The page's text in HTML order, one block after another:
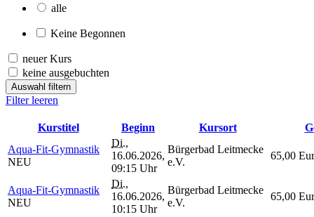
alle
Keine Begonnen
neuer Kurs
keine ausgebuchten
Auswahl filtern
Filter leeren
Kurstitel Beginn Kursort
Aqua-Fit-Gymnastik
NEU
Di.,
16.06.2026,
09:15 Uhr
Bürgerbad Leitmecke
e.V.
65,00
Aqua-Fit-Gymnastik
NEU
Di.,
16.06.2026,
10:15 Uhr
Bürgerbad Leitmecke
e.V.
65,00